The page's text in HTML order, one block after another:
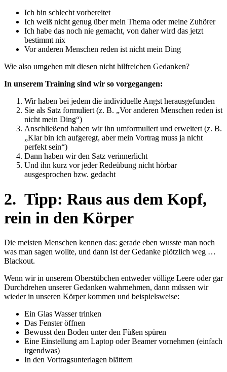
Ich bin schlecht vorbereitet
Ich weiß nicht genug über mein Thema oder meine Zuhörer
Ich habe das noch nie gemacht, von daher wird das jetzt
bestimmt nix
Vor anderen Menschen reden ist nicht mein Ding
Wie also umgehen mit diesen nicht hilfreichen Gedanken?
In unserem Training sind wir so vorgegangen:
Wir haben bei jedem die individuelle Angst herausgefunden
Sie als Satz formuliert (z. B. „Vor anderen Menschen reden ist
nicht mein Ding“)
Anschließend haben wir ihn umformuliert und erweitert (z. B.
„Klar bin ich aufgeregt, aber mein Vortrag muss ja nicht
perfekt sein“)
Dann haben wir den Satz verinnerlicht
Und ihn kurz vor jeder Redeübung nicht hörbar
ausgesprochen bzw. gedacht
2. Tipp: Raus aus dem Kopf,
rein in den Körper
Die meisten Menschen kennen das: gerade eben wusste man noch
was man sagen wollte, und dann ist der Gedanke plötzlich weg …
Blackout.
Wenn wir in unserem Oberstübchen entweder völlige Leere oder gar
Durchdrehen unserer Gedanken wahrnehmen, dann müssen wir
wieder in unseren Körper kommen und beispielsweise:
Ein Glas Wasser trinken
Das Fenster öffnen
Bewusst den Boden unter den Füßen spüren
Eine Einstellung am Laptop oder Beamer vornehmen (einfach
irgendwas)
In den Vortragsunterlagen blättern